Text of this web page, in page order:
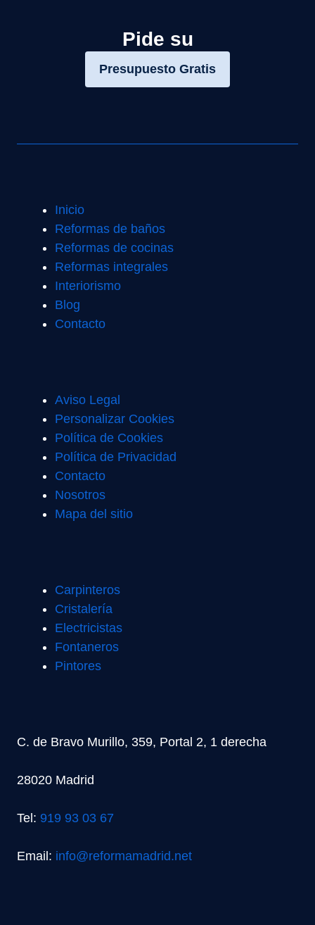
Pide su
Presupuesto Gratis
Inicio
Reformas de baños
Reformas de cocinas
Reformas integrales
Interiorismo
Blog
Contacto
Aviso Legal
Personalizar Cookies
Política de Cookies
Política de Privacidad
Contacto
Nosotros
Mapa del sitio
Carpinteros
Cristalería
Electricistas
Fontaneros
Pintores
C. de Bravo Murillo, 359, Portal 2, 1 derecha
28020 Madrid
Tel: 919 93 03 67
Email: info@reformamadrid.net